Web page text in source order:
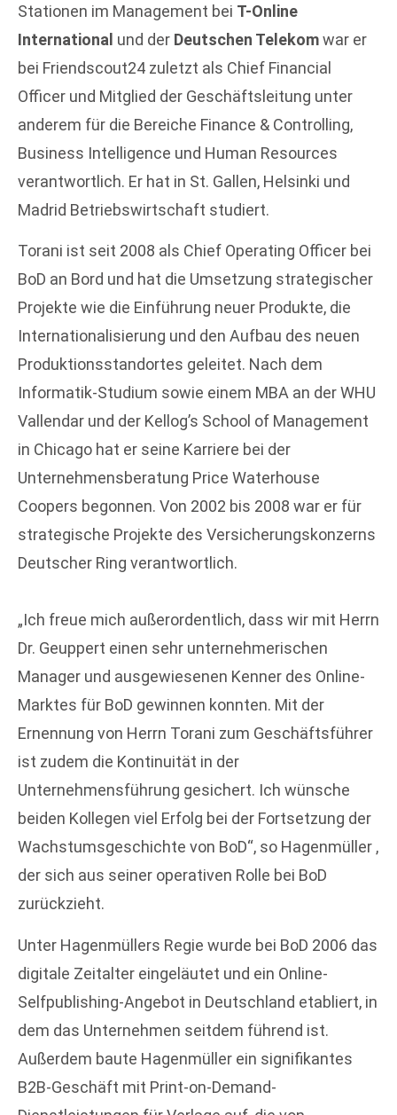
Stationen im Management bei T-Online
International und der Deutschen Telekomwar er
bei Friendscout24 zuletzt als Chief Financial
Officer und Mitglied der Geschäftsleitung unter
anderem für die Bereiche Finance & Controlling,
Business Intelligence und Human Resources
verantwortlich. Er hat in St. Gallen, Helsinki und
Madrid Betriebswirtschaft studiert.
Torani ist seit 2008 als Chief Operating Officer bei
BoD an Bord und hat die Umsetzung strategischer
Projekte wie die Einführung neuer Produkte, die
Internationalisierung und den Aufbau des neuen
Produktionsstandortes geleitet. Nach dem
Informatik-Studium sowie einem MBA an der WHU
Vallendar und der Kellog’s School of Management
in Chicago hat er seine Karriere bei der
Unternehmensberatung Price Waterhouse
Coopers begonnen. Von 2002 bis 2008 war er für
strategische Projekte des Versicherungskonzerns
Deutscher Ring verantwortlich.
„Ich freue mich außerordentlich, dass wir mit Herrn
Dr. Geuppert einen sehr unternehmerischen
Manager und ausgewiesenen Kenner des Online-
Marktes für BoD gewinnen konnten. Mit der
Ernennung von Herrn Torani zum Geschäftsführer
ist zudem die Kontinuität in der
Unternehmensführung gesichert. Ich wünsche
beiden Kollegen viel Erfolg bei der Fortsetzung der
Wachstumsgeschichte von BoD“, so Hagenmüller ,
der sich aus seiner operativen Rolle bei BoD
zurückzieht.
Unter Hagenmüllers Regie wurde bei BoD 2006 das
digitale Zeitalter eingeläutet und ein Online-
Selfpublishing-Angebot in Deutschland etabliert, in
dem das Unternehmen seitdem führend ist.
Außerdem baute Hagenmüller ein signifikantes
B2B-Geschäft mit Print-on-Demand-